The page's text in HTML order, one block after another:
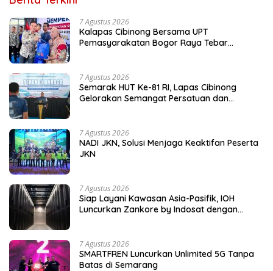
7 Agustus 2026
Kalapas Cibinong Bersama UPT
Pemasyarakatan Bogor Raya Tebar
7 Agustus 2026
Semarak HUT Ke-81 RI, Lapas Cibinong
Gelorakan Semangat Persatuan dan
7 Agustus 2026
NADI JKN, Solusi Menjaga Keaktifan Peserta
JKN
7 Agustus 2026
Siap Layani Kawasan Asia-Pasifik, IOH
Luncurkan Zankore by Indosat dengan
7 Agustus 2026
SMARTFREN Luncurkan Unlimited 5G Tanpa
Batas di Semarang